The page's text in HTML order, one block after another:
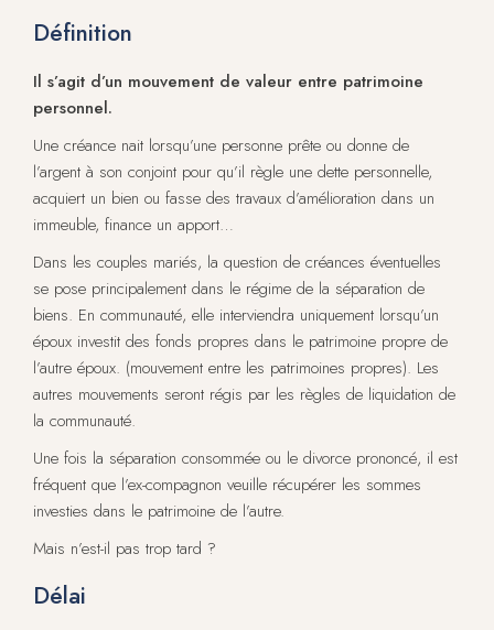
Définition
Il s’agit d’un mouvement de valeur entre patrimoine
personnel.
Une créance nait lorsqu’une personne prête ou donne de
l’argent à son conjoint pour qu’il règle une dette personnelle,
acquiert un bien ou fasse des travaux d’amélioration dans un
immeuble, finance un apport…
Dans les couples mariés, la question de créances éventuelles
se pose principalement dans le régime de la séparation de
biens. En communauté, elle interviendra uniquement lorsqu’un
époux investit des fonds propres dans le patrimoine propre de
l’autre époux. (mouvement entre les patrimoines propres). Les
autres mouvements seront régis par les règles de liquidation de
la communauté.
Une fois la séparation consommée ou le divorce prononcé, il est
fréquent que l’ex-compagnon veuille récupérer les sommes
investies dans le patrimoine de l’autre.
Mais n’est-il pas trop tard ?
Délai